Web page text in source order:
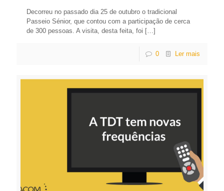
Decorreu no passado dia 25 de outubro o tradicional
Passeio Sénior, que contou com a participação de cerca
de 300 pessoas. A visita, desta feita, foi […]
0 Ler mais